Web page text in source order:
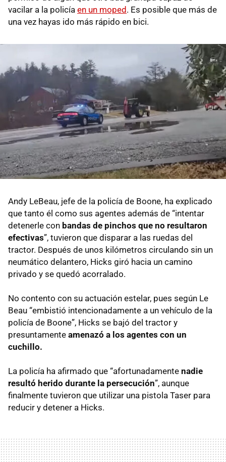
vacilar a la policía en un moped. Es posible que más de
una vez hayas ido más rápido en bici.
Andy LeBeau, jefe de la policía de Boone, ha explicado
que tanto él como sus agentes además de “intentar
detenerle con bandas de pinchos que no resultaron
efectivas”, tuvieron que disparar a las ruedas del
tractor. Después de unos kilómetros circulando sin un
neumático delantero, Hicks giró hacia un camino
privado y se quedó acorralado.
No contento con su actuación estelar, pues según Le
Beau “embistió intencionadamente a un vehículo de la
policía de Boone”, Hicks se bajó del tractor y
presuntamente amenazó a los agentes con un
cuchillo.
La policía ha afirmado que “afortunadamente nadie
resultó herido durante la persecución”, aunque
finalmente tuvieron que utilizar una pistola Taser para
reducir y detener a Hicks.